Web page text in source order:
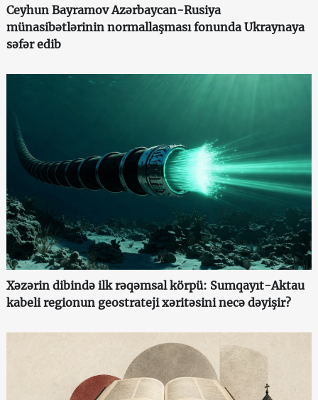
Ceyhun Bayramov Azərbaycan-Rusiya
münasibətlərinin normallaşması fonunda Ukraynaya
səfər edib
Xəzərin dibində ilk rəqəmsal körpü: Sumqayıt-Aktau
kabeli regionun geostrateji xəritəsini necə dəyişir?